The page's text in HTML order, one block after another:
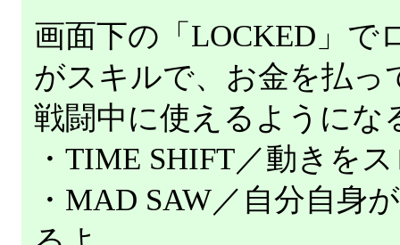
画面下の「LOCKED」で
がスキルで、お金を払っ
戦闘中に使えるようにな
・TIME SHIFT／動きを
・MAD SAW／自分自身